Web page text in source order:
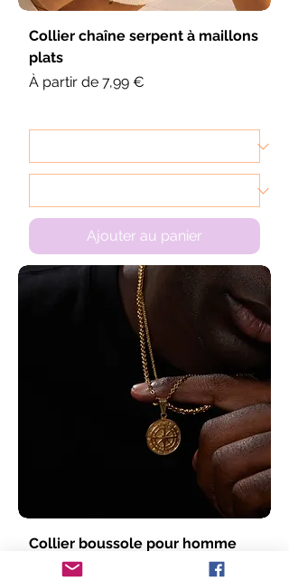
Collier chaîne serpent à maillons
plats
À partir de 7,99 €
Prix promotionnel
Ajouter au panier
Collier boussole pour homme
À partir de
Prix promotionnel